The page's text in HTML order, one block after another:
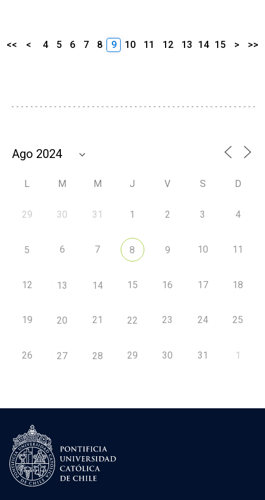
<< < 4 5 6 7 8 9 10 11 12 13 14 15 > >>
L M M J V S D
29 30 31 1 2 3 4
5 6 7 8 9 10 11
12 13 14 15 16 17 18
19 20 21 22 23 24 25
26 27 28 29 30 31 1